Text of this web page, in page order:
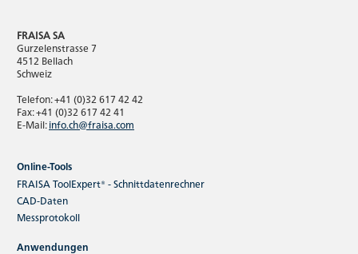
FRAISA SA
Gurzelenstrasse 7
4512 Bellach
Schweiz
Telefon: +41 (0)32 617 42 42
Fax: +41 (0)32 617 42 41
E-Mail:info.ch@fraisa.com
Online-Tools
FRAISA ToolExpert® - Schnittdatenrechner
CAD-Daten
Messprotokoll
Anwendungen